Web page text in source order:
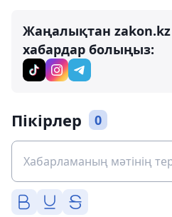
Жаңалықтан
хабардар болыңыз:
Пікірлер 0